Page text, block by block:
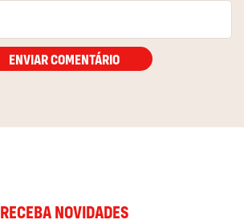
ENVIAR COMENTÁRIO
RECEBA NOVIDADES